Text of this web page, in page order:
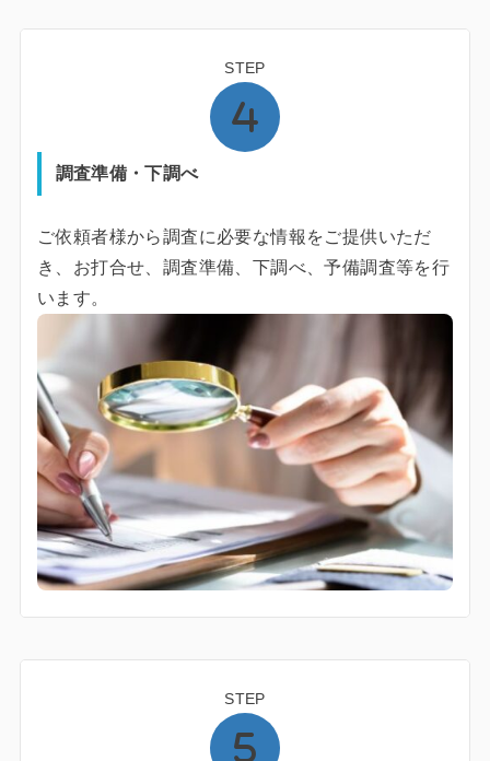
STEP
調査準備・下調べ
ご依頼者様から調査に必要な情報をご提供いただ
き、お打合せ、調査準備、下調べ、予備調査等を行
います。
STEP